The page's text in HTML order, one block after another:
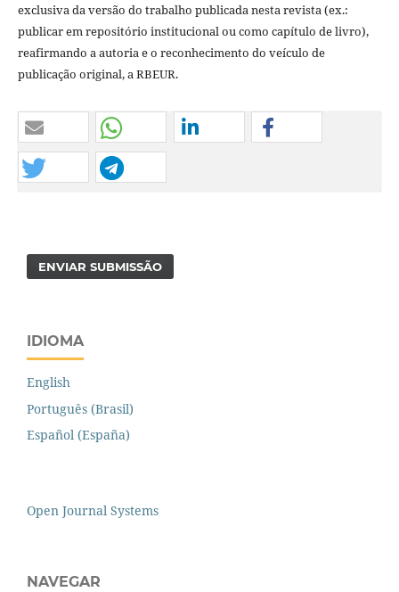
exclusiva da versão do trabalho publicada nesta revista (ex.:
publicar em repositório institucional ou como capítulo de livro),
reafirmando a autoria e o reconhecimento do veículo de
publicação original, a RBEUR.
ENVIAR SUBMISSÃO
IDIOMA
English
Português (Brasil)
Español (España)
Open Journal Systems
NAVEGAR